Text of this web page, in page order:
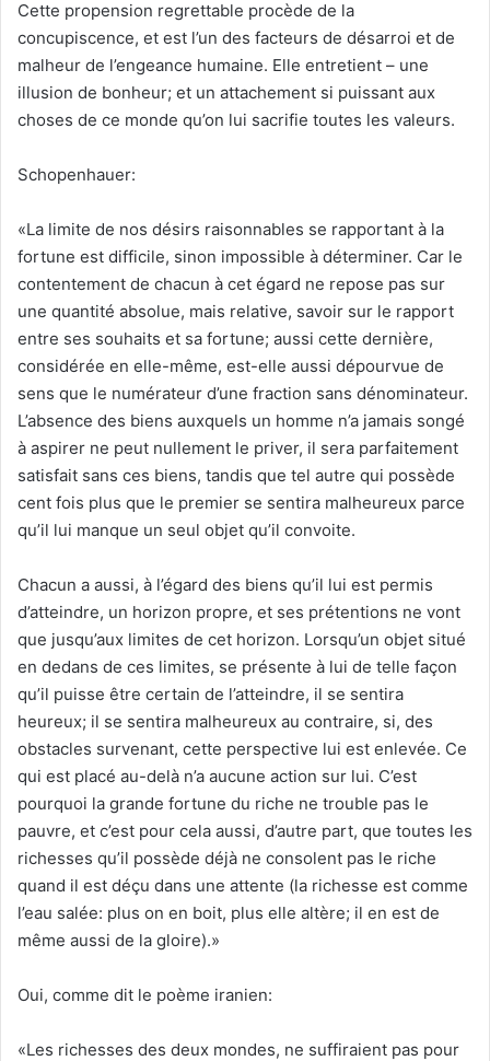
Cette propension regrettable procède de la
concupiscence, et est l’un des facteurs de désarroi et de
malheur de l’engeance humaine. Elle entretient – une
illusion de bonheur; et un attachement si puissant aux
choses de ce monde qu’on lui sacrifie toutes les valeurs.
Schopenhauer:
«La limite de nos désirs raisonnables se rapportant à la
fortune est difficile, sinon impossible à déterminer. Car le
contentement de chacun à cet égard ne repose pas sur
une quantité absolue, mais relative, savoir sur le rapport
entre ses souhaits et sa fortune; aussi cette dernière,
considérée en elle-même, est-elle aussi dépourvue de
sens que le numérateur d’une fraction sans dénominateur.
L’absence des biens auxquels un homme n’a jamais songé
à aspirer ne peut nullement le priver, il sera parfaitement
satisfait sans ces biens, tandis que tel autre qui possède
cent fois plus que le premier se sentira malheureux parce
qu’il lui manque un seul objet qu’il convoite.
Chacun a aussi, à l’égard des biens qu’il lui est permis
d’atteindre, un horizon propre, et ses prétentions ne vont
que jusqu’aux limites de cet horizon. Lorsqu’un objet situé
en dedans de ces limites, se présente à lui de telle façon
qu’il puisse être certain de l’atteindre, il se sentira
heureux; il se sentira malheureux au contraire, si, des
obstacles survenant, cette perspective lui est enlevée. Ce
qui est placé au-delà n’a aucune action sur lui. C’est
pourquoi la grande fortune du riche ne trouble pas le
pauvre, et c’est pour cela aussi, d’autre part, que toutes les
richesses qu’il possède déjà ne consolent pas le riche
quand il est déçu dans une attente (la richesse est comme
l’eau salée: plus on en boit, plus elle altère; il en est de
même aussi de la gloire).»
Oui, comme dit le poème iranien:
«Les richesses des deux mondes, ne suffiraient pas pour